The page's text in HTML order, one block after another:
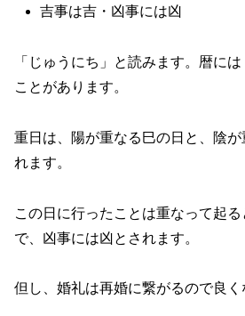
吉事は吉・凶事には凶
「じゅうにち」と読みます。暦に
ことがあります。
重日は、陽が重なる巳の日と、陰
れます。
この日に行ったことは重なって起
で、凶事には凶とされます。
但し、婚礼は再婚に繋がるので良く